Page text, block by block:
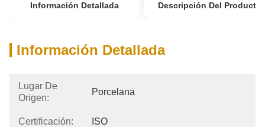
Información Detallada Descripción Del Producto
Información Detallada
Lugar De
Origen:
Porcelana
Certificación: ISO